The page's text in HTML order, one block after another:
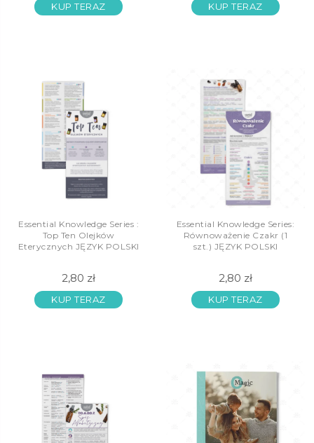
KUP TERAZ KUP TERAZ
Essential Knowledge Series :
Top Ten Olejków
Eterycznych JĘZYK POLSKI
2,80 zł
KUP TERAZ
Essential Knowledge Series:
Równoważenie Czakr (1
szt.) JĘZYK POLSKI
2,80 zł
KUP TERAZ